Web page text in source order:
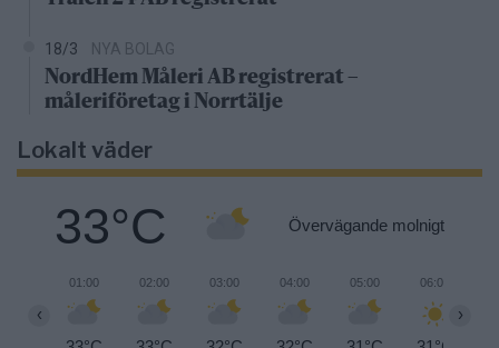
18/3 NYA BOLAG
NordHem Måleri AB registrerat –
måleriföretag i Norrtälje
Lokalt väder
33°C Övervägande molnigt
01:00 02:00 03:00 04:00 05:00 06:00
‹ ›